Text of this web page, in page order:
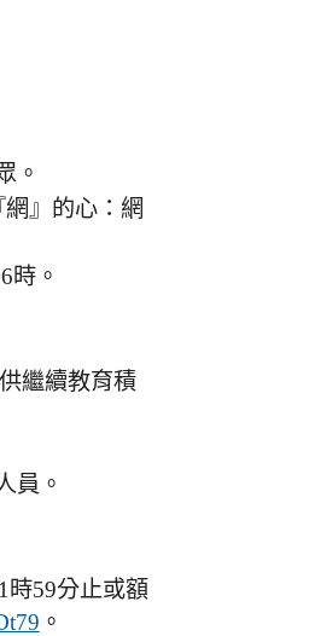
。
』的心：網
時。
繼續教育積
員。
時59分止或額
。